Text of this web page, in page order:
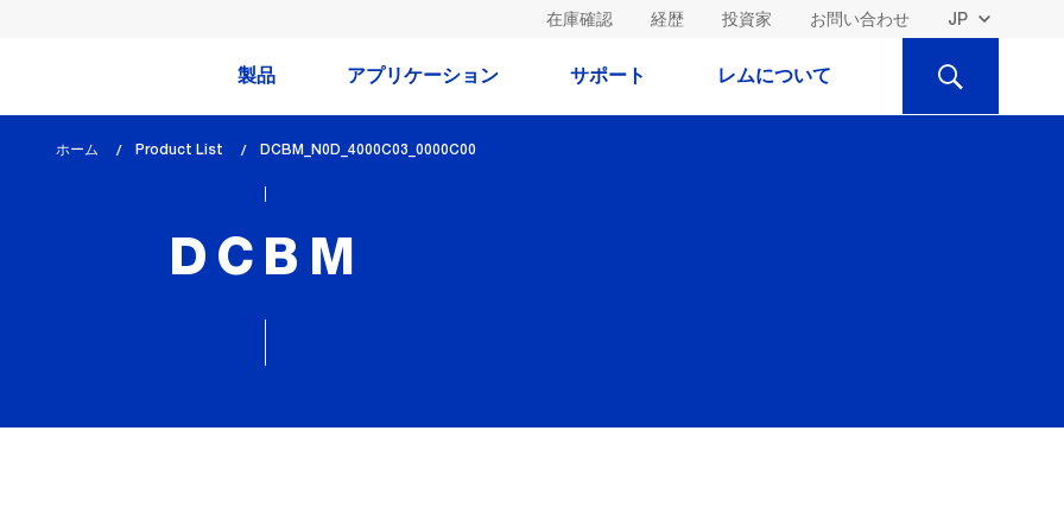
在庫確認 経歴 投資家 お問い合わせ
製品 アプリケーション サポート レムについて
検
ホーム Product List
lem_current_page
DCBM_N0D_4000C03_0000C00
DCBM